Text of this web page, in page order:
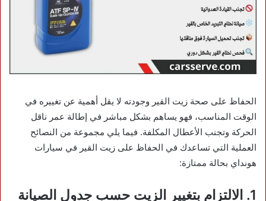
الحفاظ على صحة زيت القير وجودته لا يقل أهمية عن تغييره في
الوقت المناسب، فهو يساهم بشكل مباشر في إطالة عمر ناقل
الحركة وتجنب الأعطال المكلفة. فيما يلي مجموعة من النصائح
العملية التي تساعدك في الحفاظ على زيت القير في سيارات
هونداي بحالة ممتازة:
1. الالتزام بتغيير الزيت حسب جدول الصيانة